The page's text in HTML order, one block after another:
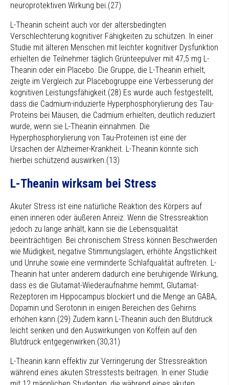
neuroprotektiven Wirkung bei.(27)
L-Theanin scheint auch vor der altersbedingten
Verschlechterung kognitiver Fähigkeiten zu schützen. In einer
Studie mit älteren Menschen mit leichter kognitiver Dysfunktion
erhielten die Teilnehmer täglich Grünteepulver mit 47,5 mg L-
Theanin oder ein Placebo. Die Gruppe, die L-Theanin erhielt,
zeigte im Vergleich zur Placebogruppe eine Verbesserung der
kognitiven Leistungsfähigkeit.(28) Es wurde auch festgestellt,
dass die Cadmium-induzierte Hyperphosphorylierung des Tau-
Proteins bei Mäusen, die Cadmium erhielten, deutlich reduziert
wurde, wenn sie L-Theanin einnahmen. Die
Hyperphosphorylierung von Tau-Proteinen ist eine der
Ursachen der Alzheimer-Krankheit. L-Theanin könnte sich
hierbei schützend auswirken.(13)
L-Theanin wirksam bei Stress
Akuter Stress ist eine natürliche Reaktion des Körpers auf
einen inneren oder äußeren Anreiz. Wenn die Stressreaktion
jedoch zu lange anhält, kann sie die Lebensqualität
beeinträchtigen. Bei chronischem Stress können Beschwerden
wie Müdigkeit, negative Stimmungslagen, erhöhte Ängstlichkeit
und Unruhe sowie eine verminderte Schlafqualität auftreten. L-
Theanin hat unter anderem dadurch eine beruhigende Wirkung,
dass es die Glutamat-Wiederaufnahme hemmt, Glutamat-
Rezeptoren im Hippocampus blockiert und die Menge an GABA,
Dopamin und Serotonin in einigen Bereichen des Gehirns
erhöhen kann.(29) Zudem kann L-Theanin auch den Blutdruck
leicht senken und den Auswirkungen von Koffein auf den
Blutdruck entgegenwirken.(30,31)
L-Theanin kann effektiv zur Verringerung der Stressreaktion
während eines akuten Stresstests beitragen. In einer Studie